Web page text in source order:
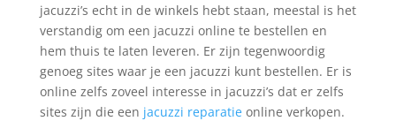
jacuzzi’s echt in de winkels hebt staan, meestal is het
verstandig om een jacuzzi online te bestellen en
hem thuis te laten leveren. Er zijn tegenwoordig
genoeg sites waar je een jacuzzi kunt bestellen. Er is
online zelfs zoveel interesse in jacuzzi’s dat er zelfs
sites zijn die een jacuzzi reparatieonline verkopen.